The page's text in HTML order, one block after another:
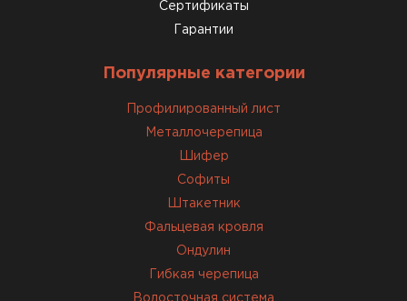
Сертификаты
Гарантии
Популярные категории
Профилированный лист
Металлочерепица
Шифер
Софиты
Штакетник
Фальцевая кровля
Ондулин
Гибкая черепица
Водосточная система
Доборные элементы для кровли